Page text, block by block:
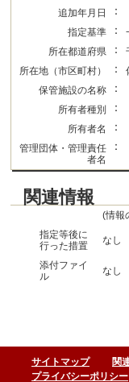
追加年月日 ：
指定基準 ：
所在都道府県
：
所在地（市区町村）
：
保管施設の名称
：
所有者種別 ：
所有者名 ：
管理団体・管理責任
者名
：
関連情報
(情報
指定等後に
行った措置
なし
添付ファイ
ル
なし
サイトマップ 関
プライバシーポリシー